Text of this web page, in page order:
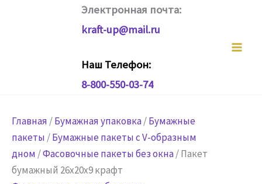
Электронная почта:
kraft-up@mail.ru
Наш Телефон:
8-800-550-03-74
Главная /Бумажная упаковка/Бумажные
пакеты /Бумажные пакеты с V-образным
дном /Фасовочные пакеты без окна/ Пакет
бумажный 26х20х9 крафт